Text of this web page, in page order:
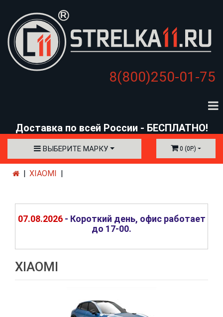
8(800)250-01-75
Доставка по всей России - БЕСПЛАТНО!
ВЫБЕРИТЕ МАРКУ 0 (0Р.)
XIAOMI
07.08.2026- Короткий день, офис работает
до 17-00.
XIAOMI